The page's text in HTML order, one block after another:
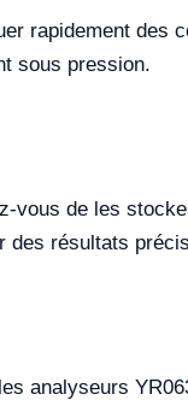
rapidement des
sous pression.
de les
des résultats
analyseurs